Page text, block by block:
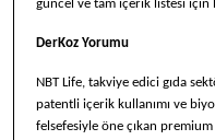
güncel ve tam içerik listesi için
DerKoz Yorumu
NBT Life, takviye edici gıda
patentli içerik kullanımı ve
felsefesiyle öne çıkan